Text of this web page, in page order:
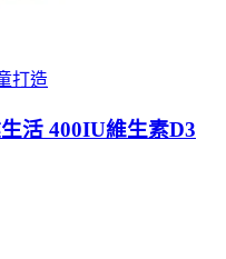
打造
活 400IU維生素D3